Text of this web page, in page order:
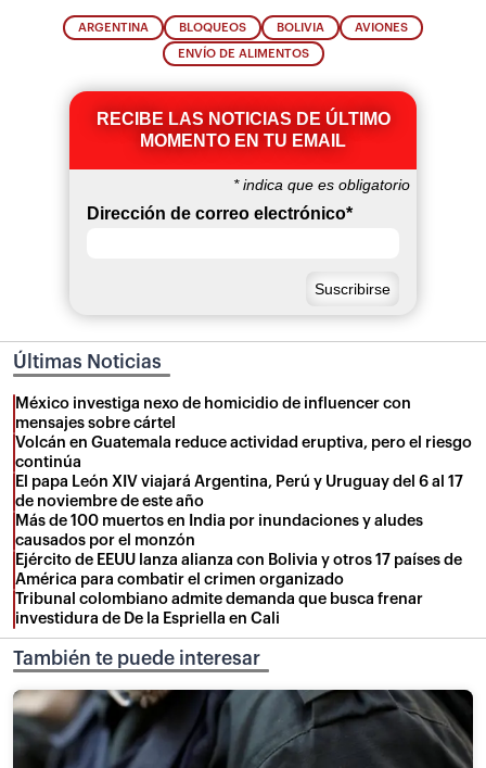
ARGENTINA BLOQUEOS BOLIVIA AVIONES
ENVÍO DE ALIMENTOS
RECIBE LAS NOTICIAS DE ÚLTIMO
MOMENTO EN TU EMAIL
*indica que es obligatorio
Dirección de correo electrónico*
Últimas Noticias
México investiga nexo de homicidio de influencer con
mensajes sobre cártel
Volcán en Guatemala reduce actividad eruptiva, pero el riesgo
continúa
El papa León XIV viajará Argentina, Perú y Uruguay del 6 al 17
de noviembre de este año
Más de 100 muertos en India por inundaciones y aludes
causados por el monzón
Ejército de EEUU lanza alianza con Bolivia y otros 17 países de
América para combatir el crimen organizado
Tribunal colombiano admite demanda que busca frenar
investidura de De la Espriella en Cali
También te puede interesar